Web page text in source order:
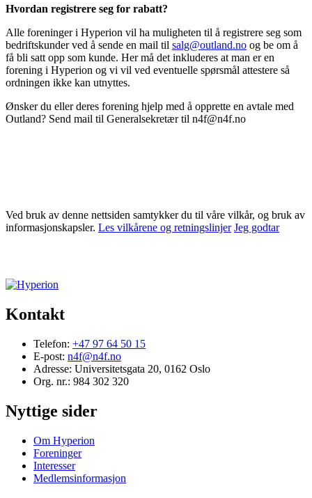
Hvordan registrere seg for rabatt?
Alle foreninger i Hyperion vil ha muligheten til å registrere seg som
bedriftskunder ved å sende en mail til salg@outland.no og be om å
få bli satt opp som kunde. Her må det inkluderes at man er en
forening i Hyperion og vi vil ved eventuelle spørsmål attestere så
ordningen ikke kan utnyttes.
Ønsker du eller deres forening hjelp med å opprette en avtale med
Outland? Send mail til Generalsekretær til n4f@n4f.no
Ved bruk av denne nettsiden samtykker du til våre vilkår, og bruk av
informasjonskapsler. Les vilkårene og retningslinjer Jeg godtar
Kontakt
Telefon: +47 97 64 50 15
E-post: n4f@n4f.no
Adresse: Universitetsgata 20, 0162 Oslo
Org. nr.: 984 302 320
Nyttige sider
Om Hyperion
Foreninger
Interesser
Medlemsinformasjon